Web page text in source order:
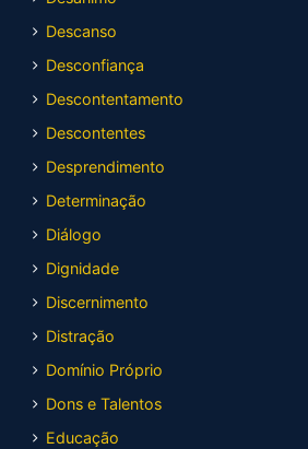
Descanso
Desconfiança
Descontentamento
Descontentes
Desprendimento
Determinação
Diálogo
Dignidade
Discernimento
Distração
Domínio Próprio
Dons e Talentos
Educação